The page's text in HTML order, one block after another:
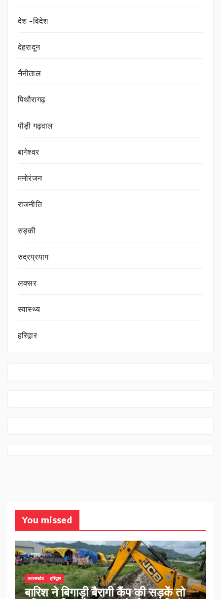
देश -विदेश
देहरादून
नैनीताल
पिथौरागढ़
पौड़ी गढ़वाल
बागेश्वर
मनोरंजन
राजनीति
रुड़की
रुद्रप्रयाग
लक्सर
स्वास्थ्य
हरिद्वार
You missed
उत्तराखंड हरिद्वार
बारिश ने बिगाड़ी बैरागी कैंप की सड़कें तो